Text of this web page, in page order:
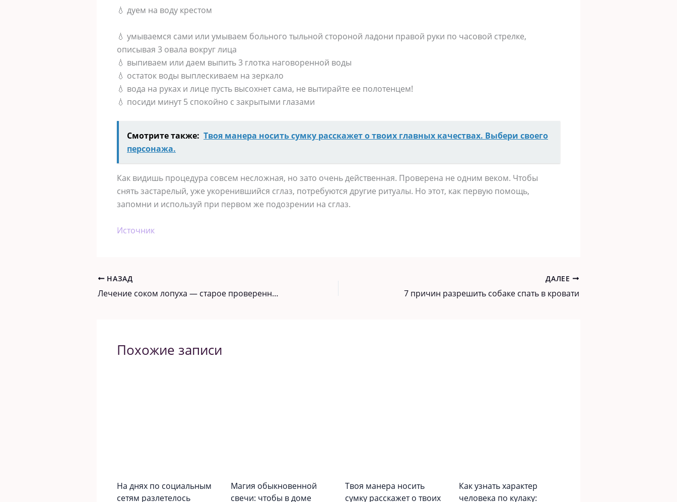
💧 дуем на воду крестом
💧 умываемся сами или умываем больного тыльной стороной ладони правой руки по часовой стрелке,
описывая 3 овала вокруг лица
💧 выпиваем или даем выпить 3 глотка наговоренной воды
💧 остаток воды выплескиваем на зеркало
💧 вода на руках и лице пусть высохнет сама, не вытирайте ее полотенцем!
💧 посиди минут 5 спокойно с закрытыми глазами
Смотрите также: Твоя манера носить сумку расскажет о твоих главных качествах. Выбери своего
персонажа.
Как видишь процедура совсем несложная, но зато очень действенная. Проверена не одним веком. Чтобы
снять застарелый, уже укоренившийся сглаз, потребуются другие ритуалы. Но этот, как первую помощь,
запомни и используй при первом же подозрении на сглаз.
Источник
НАЗАД
Лечение соком лопуха — старое проверенное средство
ДАЛЕЕ
7 причин разрешить собаке спать в кровати
Похожие записи
На днях по социальным
сетям разлетелось
Магия обыкновенной
свечи: чтобы в доме
Твоя манера носить
сумку расскажет о твоих
Как узнать характер
человека по кулаку: